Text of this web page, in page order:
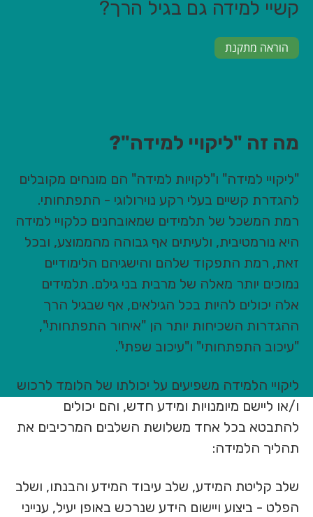
קשיי למידה גם בגיל הרך?
הוראה מתקנת
מה זה "ליקויי למידה"?
"ליקויי למידה" ו"לקויות למידה" הם מונחים מקובלים
להגדרת קשיים בעלי רקע נוירולוגי - התפתחותי.
רמת המשכל של תלמידים שמאובחנים כלקויי למידה
היא נורמטיבית, ולעיתים אף גבוהה מהממוצע, ובכל
זאת, רמת התפקוד שלהם והישגיהם הלימודיים
נמוכים יותר מאלה של מרבית בני גילם. תלמידים
אלה יכולים להיות בכל הגילאים, אף שבגיל הרך
ההגדרות השכיחות יותר הן "איחור התפתחותי",
"עיכוב התפתחותי" ו"עיכוב שפתי".
ליקויי הלמידה משפיעים על יכולתו של הלומד לרכוש
ו/או ליישם מיומנויות ומידע חדש, והם יכולים
להתבטא בכל אחד משלושת השלבים המרכיבים את
תהליך הלמידה:
שלב קליטת המידע, שלב עיבוד המידע והבנתו, ושלב
הפלט - ביצוע ויישום הידע שנרכש באופן יעיל, ענייני